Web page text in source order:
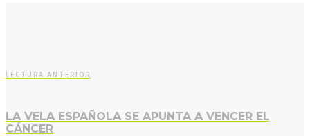
LECTURA ANTERIOR
LA VELA ESPAÑOLA SE APUNTA A VENCER EL
CÁNCER